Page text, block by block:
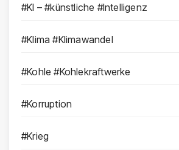
#KI – #künstliche #Intelligenz
#Klima #Klimawandel
#Kohle #Kohlekraftwerke
#Korruption
#Krieg